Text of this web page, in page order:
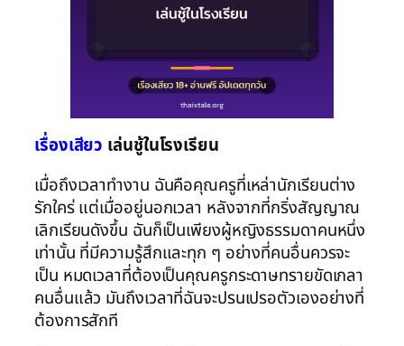
เรื่องเสียว เล่นชู้ในโรงเรียน
เมื่อถึงเวลาทำงาน ฉันคือคุณครูที่เหล่านักเรียนต่าง
รักใคร่ แต่เมื่ออยู่นอกเวลา หลังจากที่กริ่งสัญญาณ
เลิกเรียนดังขึ้น ฉันก็เป็นเพียงผู้หญิงธรรมดาคนหนึ่ง
เท่านั้น ที่มีความรู้สึกและทุก ๆ อย่างที่คนอื่นควรจะ
เป็น หมดเวลาที่ต้องเป็นคุณครูกระดาษทรายขัดเกลา
คนอื่นแล้ว มันถึงเวลาที่ฉันจะปรนเปรอตัวเองอย่างที่
ต้องการสักที